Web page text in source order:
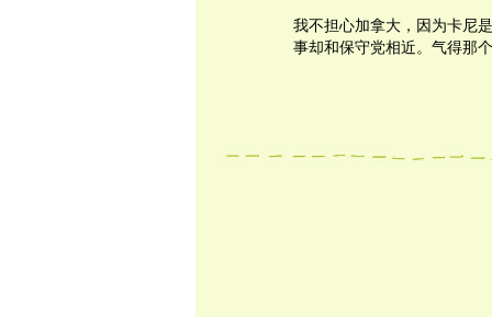
我不担心加拿大，因为卡尼
事却和保守党相近。气得那